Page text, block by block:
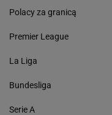
Polacy za granicą
Premier League
La Liga
Bundesliga
Serie A